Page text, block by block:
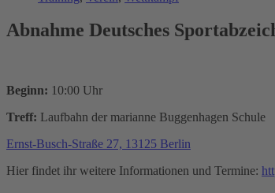
Abnahme Deutsches
Beginn: 10:00 Uhr
Treff: Laufbahn der marianne Buggenhagen Schule
Ernst-Busch-Straße 27, 13125 Berlin
Hier findet ihr weitere Informationen und Termine: